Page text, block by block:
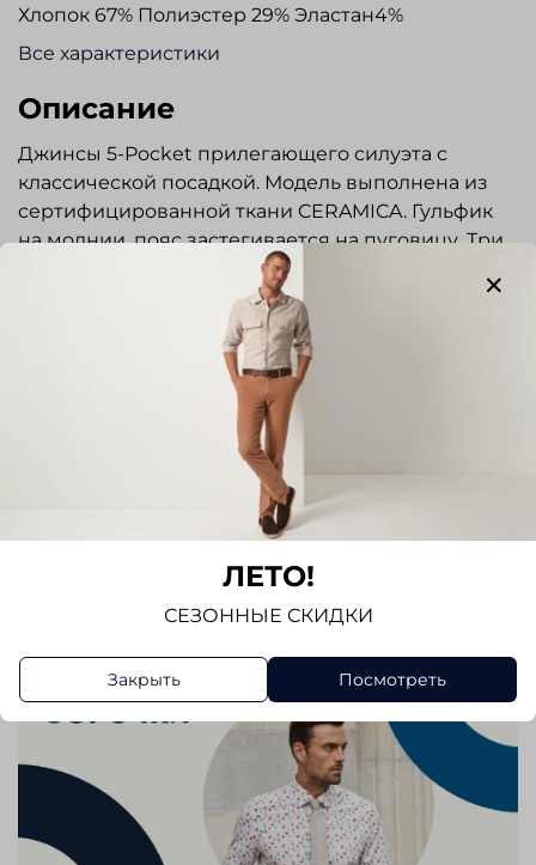
Хлопок 67% Полиэстер 29% Эластан4%
Все характеристики
Описание
Джинсы 5-Pocket прилегающего силуэта с
классической посадкой. Модель выполнена из
сертифицированной ткани CERAMICA. Гульфик
на молнии, пояс застегивается на пуговицу. Три
кармана спереди и два накладных сзади. Шлевки
под ремень, карманы обработаны строчкой в тон
брюк. Логотип «Alberto» выполнен из кожи.
Джинсы прекрасно сочетаются с сорочками и
Отзывов еще никто не оставлял
ЛЕТО!
СЕЗОННЫЕ СКИДКИ
Закрыть Посмотреть